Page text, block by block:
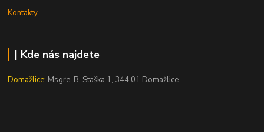
Kontakty
| Kde nás najdete
Domažlice: Msgre. B. Staška 1, 344 01 Domažlice